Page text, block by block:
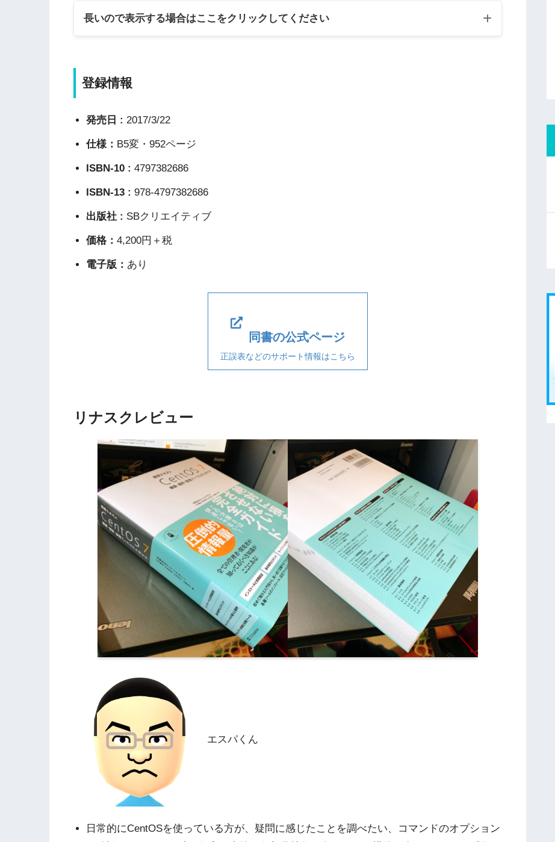
長いので表示する場合はここをクリックしてください
登録情報
発売日 : 2017/3/22
仕様： B5変・952ページ
ISBN-10 : 4797382686
ISBN-13 : 978-4797382686
出版社 : SBクリエイティブ
価格： 4,200円＋税
電子版： あり
同書の公式ページ
正誤表などのサポート情報はこちら
リナスクレビュー
エスパくん
日常的にCentOSを使っている方が、疑問に感じたことを調べたい、コマンドのオプション